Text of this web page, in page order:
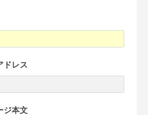
ドレス
ジ本文